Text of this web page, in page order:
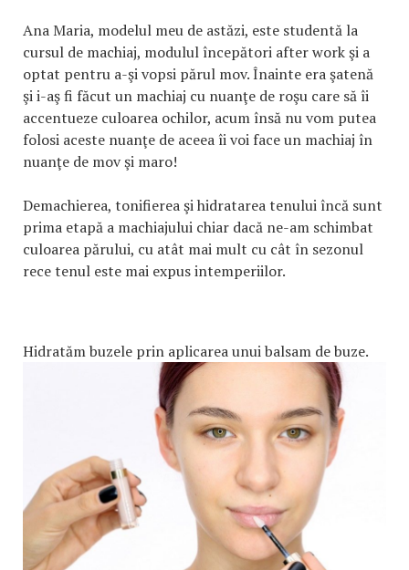
Ana Maria, modelul meu de astăzi, este studentă la
cursul de machiaj, modulul începători after work şi a
optat pentru a-şi vopsi părul mov. Înainte era şatenă
şi i-aş fi făcut un machiaj cu nuanţe de roşu care să îi
accentueze culoarea ochilor, acum însă nu vom putea
folosi aceste nuanţe de aceea îi voi face un machiaj în
nuanţe de mov şi maro!
Demachierea, tonifierea şi hidratarea tenului încă sunt
prima etapă a machiajului chiar dacă ne-am schimbat
culoarea părului, cu atât mai mult cu cât în sezonul
rece tenul este mai expus intemperiilor.
Hidratăm buzele prin aplicarea unui balsam de buze.